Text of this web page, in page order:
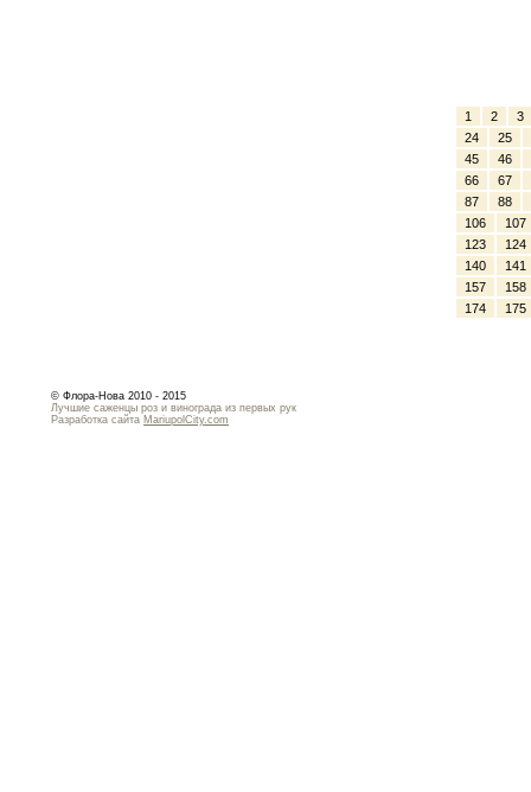
1 2
3
24
25
45
46
66
67
87
88
106
107
123
124
140
141
157
158
174
175
© Флора-Нова 2010 - 2015
Лучшие саженцы роз и винограда из первых рук
Разработка сайта MariupolCity.com